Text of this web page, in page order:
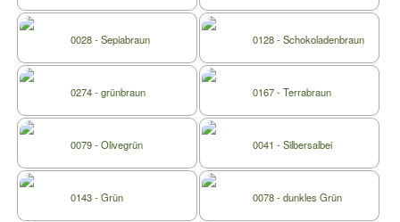
0028 - Sepiabraun 0128 - Schokoladenbraun
0274 - grünbraun 0167 - Terrabraun
0079 - Olivegrün 0041 - Silbersalbei
0143 - Grün 0078 - dunkles Grün